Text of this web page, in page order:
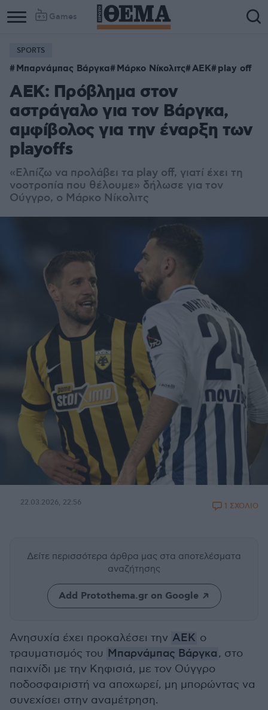
Games
SPORTS
Μπαρνάμπας Βάργκα Μάρκο Νίκολιτς ΑΕΚ play off
ΑΕΚ: Πρόβλημα στον
αστράγαλο για τον Βάργκα,
αμφίβολος για την έναρξη των
playoffs
«Ελπίζω να προλάβει τα play off, γιατί έχει τη
νοοτροπία που θέλουμε» δήλωσε για τον
Ούγγρο, ο Μάρκο Νίκολιτς
22.03.2026, 22:56 1 ΣΧΟΛΙΟ
Δείτε περισσότερα άρθρα μας στα αποτελέσματα
αναζήτησης
Add Protothema.gr on Google
Ανησυχία έχει προκαλέσει την AΕΚ ο
τραυματισμός του Μπαρνάμπας Βάργκα, στο
παιχνίδι με την Κηφισιά, με τον Ούγγρο
ποδοσφαιριστή να αποχωρεί, μη μπορώντας να
συνεχίσει στην αναμέτρηση.